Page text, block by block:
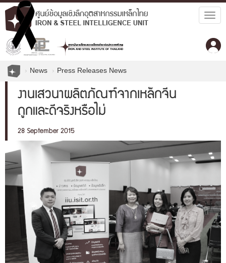
News Press Releases News
งานเสวนาผลิตภัณฑ์จากเหล็กจีน
ถูกและดีจริงหรือไม่
28 September 2015